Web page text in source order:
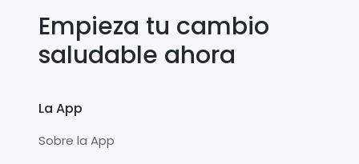
Empieza tu cambio
saludable ahora
La App
Sobre la App